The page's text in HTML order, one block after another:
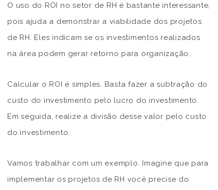
O uso do ROI no setor de RH é bastante interessante,
pois ajuda a demonstrar a viabilidade dos projetos
de RH. Eles indicam se os investimentos realizados
na área podem gerar retorno para organização.
Calcular o ROI é simples. Basta fazer a subtração do
custo do investimento pelo lucro do investimento.
Em seguida, realize a divisão desse valor pelo custo
do investimento.
Vamos trabalhar com um exemplo. Imagine que para
implementar os projetos de RH você precise do